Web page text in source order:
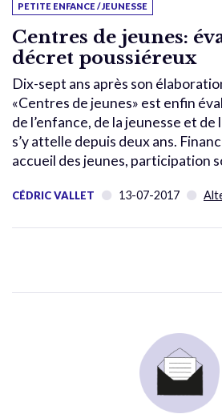
PETITE ENFANCE / JEUNESSE
Centres de jeunes:
décret poussiéreux
Dix-sept ans après son
«Centres de jeunes» est enfin
de l’enfance, de la jeunesse et de
s’y attelle depuis deux ans.
accueil des jeunes, participation
CÉDRIC VALLET 13-07-2017